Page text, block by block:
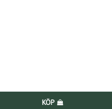
KÖP